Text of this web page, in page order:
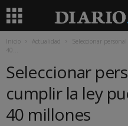
Inicio Actualidad
Seleccionar
40...
Seleccionar
cumplir la ley
40 millones